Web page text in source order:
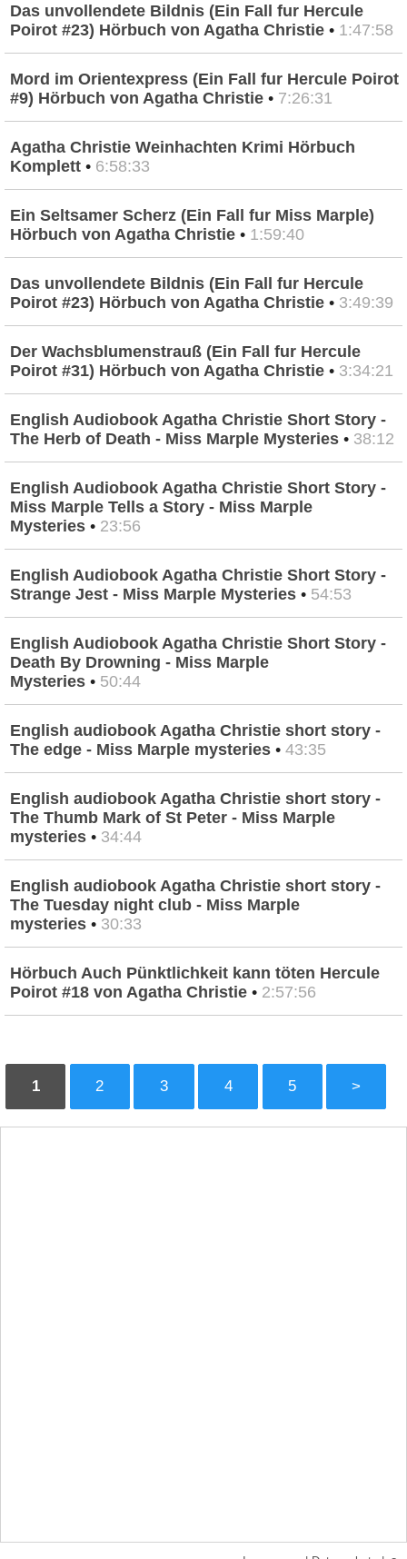
Das unvollendete Bildnis (Ein Fall fur Hercule
Poirot #23) Hörbuch von Agatha Christie • 1:47:58
Mord im Orientexpress (Ein Fall fur Hercule Poirot
#9) Hörbuch von Agatha Christie • 7:26:31
Agatha Christie Weinhachten Krimi Hörbuch
Komplett • 6:58:33
Ein Seltsamer Scherz (Ein Fall fur Miss Marple)
Hörbuch von Agatha Christie • 1:59:40
Das unvollendete Bildnis (Ein Fall fur Hercule
Poirot #23) Hörbuch von Agatha Christie • 3:49:39
Der Wachsblumenstrauß (Ein Fall fur Hercule
Poirot #31) Hörbuch von Agatha Christie • 3:34:21
English Audiobook Agatha Christie Short Story -
The Herb of Death - Miss Marple Mysteries • 38:12
English Audiobook Agatha Christie Short Story -
Miss Marple Tells a Story - Miss Marple
Mysteries • 23:56
English Audiobook Agatha Christie Short Story -
Strange Jest - Miss Marple Mysteries • 54:53
English Audiobook Agatha Christie Short Story -
Death By Drowning - Miss Marple
Mysteries • 50:44
English audiobook Agatha Christie short story -
The edge - Miss Marple mysteries • 43:35
English audiobook Agatha Christie short story -
The Thumb Mark of St Peter - Miss Marple
mysteries • 34:44
English audiobook Agatha Christie short story -
The Tuesday night club - Miss Marple
mysteries • 30:33
Hörbuch Auch Pünktlichkeit kann töten Hercule
Poirot #18 von Agatha Christie • 2:57:56
1 2 3 4 5 >